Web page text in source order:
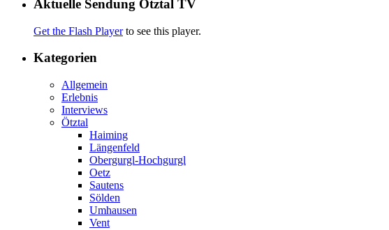
Aktuelle Sendung Ötztal TV
Get the Flash Playerto see this player.
Kategorien
Allgemein
Erlebnis
Interviews
Ötztal
Haiming
Längenfeld
Obergurgl-Hochgurgl
Oetz
Sautens
Sölden
Umhausen
Vent